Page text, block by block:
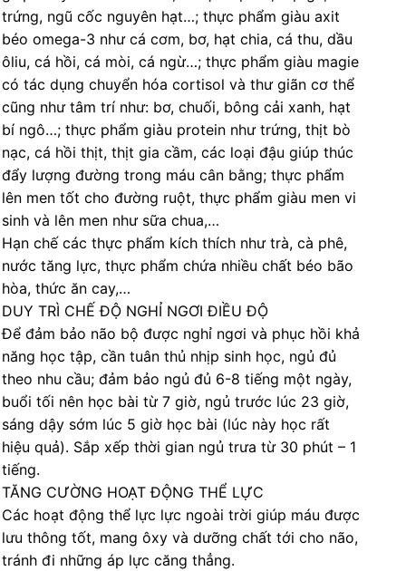
trứng, ngũ cốc nguyên hạt…; thực phẩm giàu axit
béo omega-3 như cá cơm, bơ, hạt chia, cá thu, dầu
ôliu, cá hồi, cá mòi, cá ngừ…; thực phẩm giàu magie
có tác dụng chuyển hóa cortisol và thư giãn cơ thể
cũng như tâm trí như: bơ, chuối, bông cải xanh, hạt
bí ngô…; thực phẩm giàu protein như trứng, thịt bò
nạc, cá hồi thịt, thịt gia cầm, các loại đậu giúp thúc
đẩy lượng đường trong máu cân bằng; thực phẩm
lên men tốt cho đường ruột, thực phẩm giàu men vi
sinh và lên men như sữa chua,…
Hạn chế các thực phẩm kích thích như trà, cà phê,
nước tăng lực, thực phẩm chứa nhiều chất béo bão
hòa, thức ăn cay,…
DUY TRÌ CHẾ ĐỘ NGHỈ NGƠI ĐIỀU ĐỘ
Để đảm bảo não bộ được nghỉ ngơi và phục hồi khả
năng học tập, cần tuân thủ nhịp sinh học, ngủ đủ
theo nhu cầu; đảm bảo ngủ đủ 6-8 tiếng một ngày,
buổi tối nên học bài từ 7 giờ, ngủ trước lúc 23 giờ,
sáng dậy sớm lúc 5 giờ học bài (lúc này học rất
hiệu quả). Sắp xếp thời gian ngủ trưa từ 30 phút – 1
tiếng.
TĂNG CƯỜNG HOẠT ĐỘNG THỂ LỰC
Các hoạt động thể lực lực ngoài trời giúp máu được
lưu thông tốt, mang ôxy và dưỡng chất tới cho não,
tránh đi những áp lực căng thẳng.